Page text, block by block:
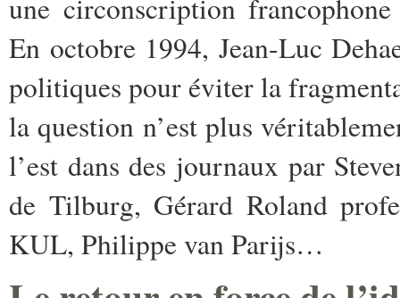
une circonscription
En octobre 1994, Jean-Luc
politiques pour éviter la
la question n’est plus
l’est dans des journaux par
de Tilburg, Gérard Roland
KUL, Philippe van Parijs…